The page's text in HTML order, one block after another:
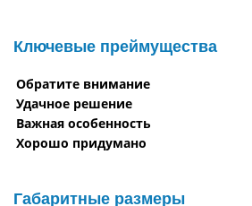
Ключевые преймущества
Обратите внимание
Удачное решение
Важная особенность
Хорошо придумано
Габаритные размеры